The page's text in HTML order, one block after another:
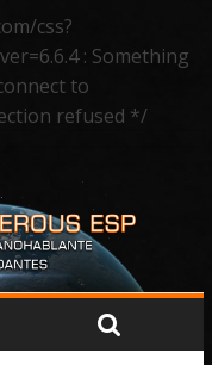
css?
: Something
to
refused */